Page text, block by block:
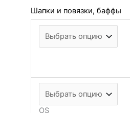
Шапки и повязки, баффы
OS